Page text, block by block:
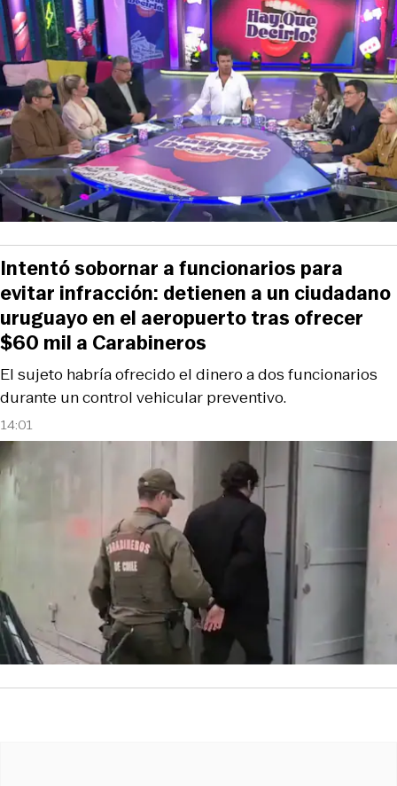
14:01
El sujeto habría ofrecido el dinero a dos funcionarios
durante un control vehicular preventivo.
Intentó sobornar a funcionarios para
evitar infracción: detienen a un ciudadano
uruguayo en el aeropuerto tras ofrecer
$60 mil a Carabineros